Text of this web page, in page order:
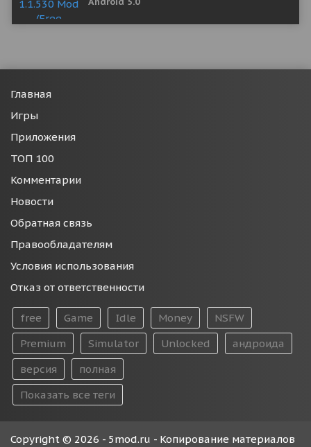
Главная
Игры
Приложения
ТОП 100
Комментарии
Новости
Обратная связь
Правообладателям
Условия использования
Отказ от ответственности
free Game Idle Money
NSFW
Premium
Simulator Unlocked
андроида
версия
полная
Показать все теги
Copyright © 2026 - 5mod.ru - Копирование материалов